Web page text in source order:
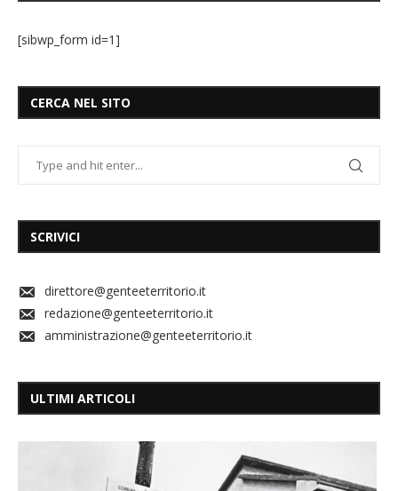
[sibwp_form id=1]
CERCA NEL SITO
SCRIVICI
direttore@genteeterritorio.it
redazione@genteeterritorio.it
amministrazione@genteeterritorio.it
ULTIMI ARTICOLI